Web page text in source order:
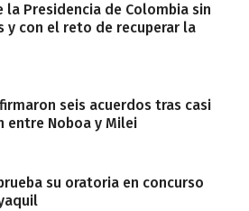
la Presidencia de Colombia sin
y con el reto de recuperar la
seis acuerdos tras casi
entre Noboa y Milei
su oratoria en concurso